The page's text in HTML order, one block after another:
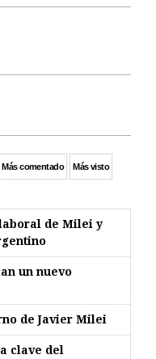
Más comentado Más visto
de Milei y
un nuevo
de Javier Milei
clave del